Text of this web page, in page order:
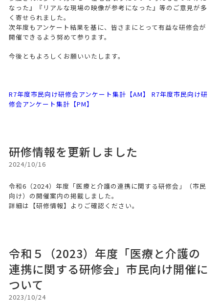
なった』『リアルな現場の映像が参考になった』等のご意見が多
く寄せられました。
次年度もアンケート結果を基に、皆さまにとって有益な研修会が
開催できるよう努めて参ります。
今後ともよろしくお願いいたします。
R7年度市民向け研修会アンケート集計【AM】
R7年度市民向け研
修会アンケート集計【PM】
研修情報を更新しました
2024/10/16
令和6（2024）年度「医療と介護の連携に関する研修会」（市民
向け）の開催案内の掲載しました。
詳細は【研修情報】よりご確認ください。
令和５（2023）年度「医療と介護の
連携に関する研修会」市民向け開催に
ついて
2023/10/24